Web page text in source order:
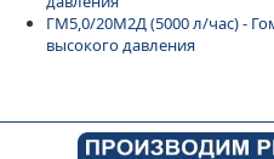
ГМ5,0/20М2Д (5000 л/час) -
высокого давления